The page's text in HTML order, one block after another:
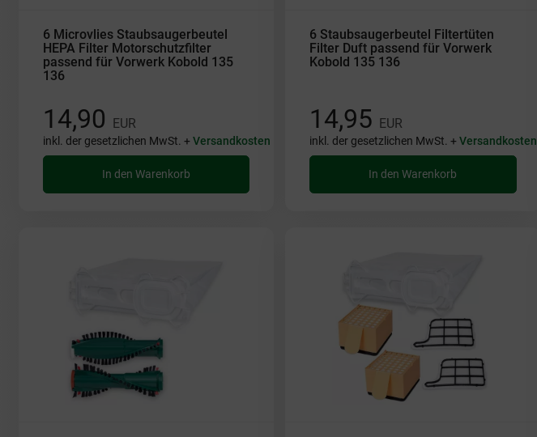
6 Microvlies Staubsaugerbeutel
HEPA Filter Motorschutzfilter
passend für Vorwerk Kobold 135
136
14,90 EUR
inkl. der gesetzlichen MwSt. +Versandkosten
In den Warenkorb
6 Staubsaugerbeutel Filtertüten
Filter Duft passend für Vorwerk
Kobold 135 136
14,95 EUR
inkl. der gesetzlichen MwSt. +Versandkosten
In den Warenkorb